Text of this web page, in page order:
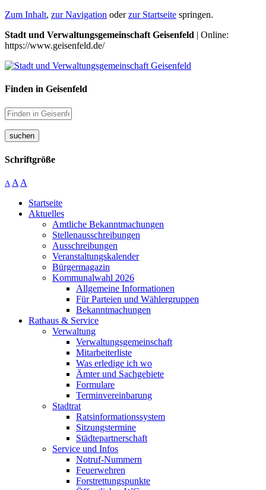
Zum Inhalt, zur Navigation oderzur Startseite springen.
Stadt und Verwaltungsgemeinschaft Geisenfeld | Online:
https://www.geisenfeld.de/
Finden in Geisenfeld
suchen
Schriftgröße
A A A
Startseite
Aktuelles
Amtliche Bekanntmachungen
Stellenausschreibungen
Ausschreibungen
Veranstaltungskalender
Bürgermagazin
Kommunalwahl 2026
Allgemeine Informationen
Für Parteien und Wählergruppen
Bekanntmachungen
Rathaus & Service
Verwaltung
Verwaltungsgemeinschaft
Mitarbeiterliste
Was erledige ich wo
Ämter und Sachgebiete
Formulare
Terminvereinbarung
Stadtrat
Ratsinformationssystem
Sitzungstermine
Städtepartnerschaft
Service und Infos
Notruf-Nummern
Feuerwehren
Forstrettungspunkte